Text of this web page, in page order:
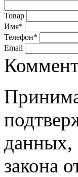
Товар
Имя*
Телефон*
Email
данных,
закона